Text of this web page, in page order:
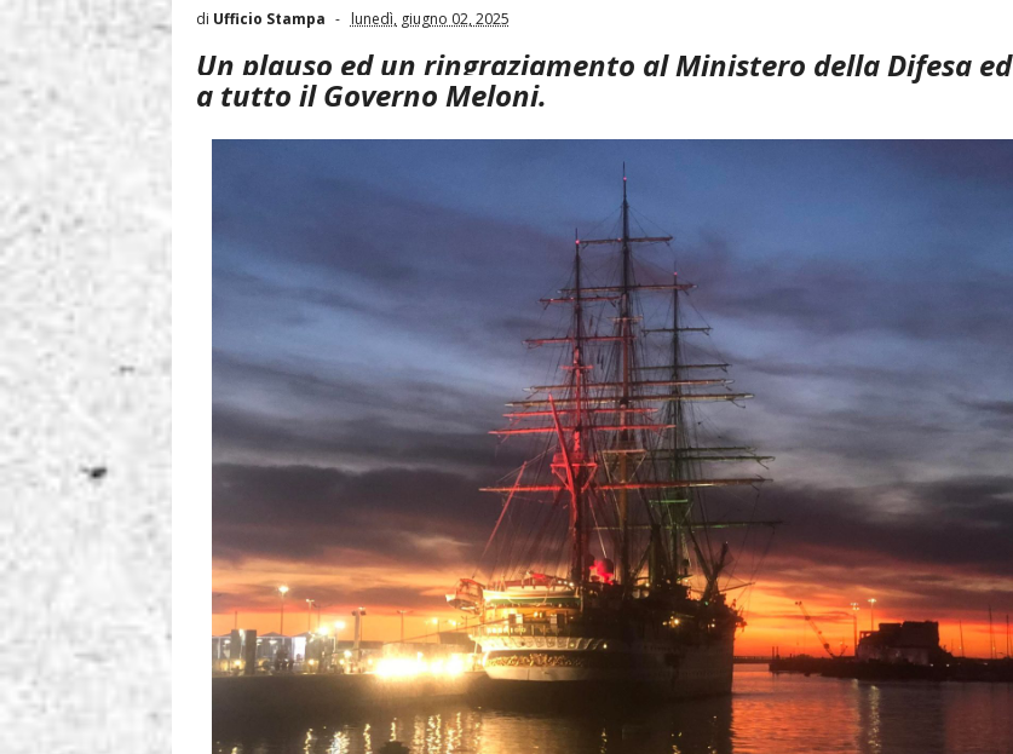
di Ufficio Stampa lunedì, giugno 02, 2025
Un plauso ed un ringraziamento al Ministero della Difesa ed
a tutto il Governo Meloni.